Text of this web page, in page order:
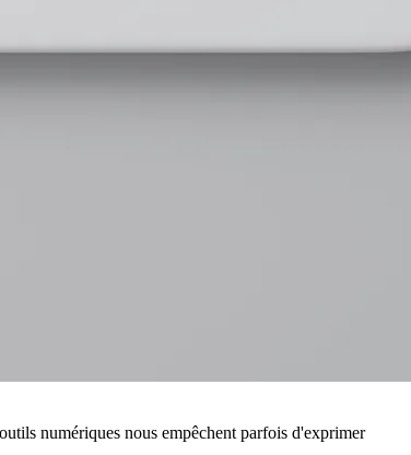
numériques nous empêchent parfois d'exprimer